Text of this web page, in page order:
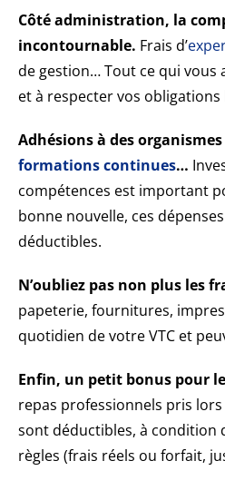
Côté administration, la
incontournable. Frais d’
de gestion… Tout ce qui vous
et à respecter vos
Adhésions à des
formations continues…
compétences est important
bonne nouvelle, ces
déductibles.
N’oubliez pas non plus les
papeterie, fournitures,
quotidien de votre VTC et
Enfin, un petit bonus pour
repas professionnels pris
sont déductibles, à condition
règles (frais réels ou forfait,